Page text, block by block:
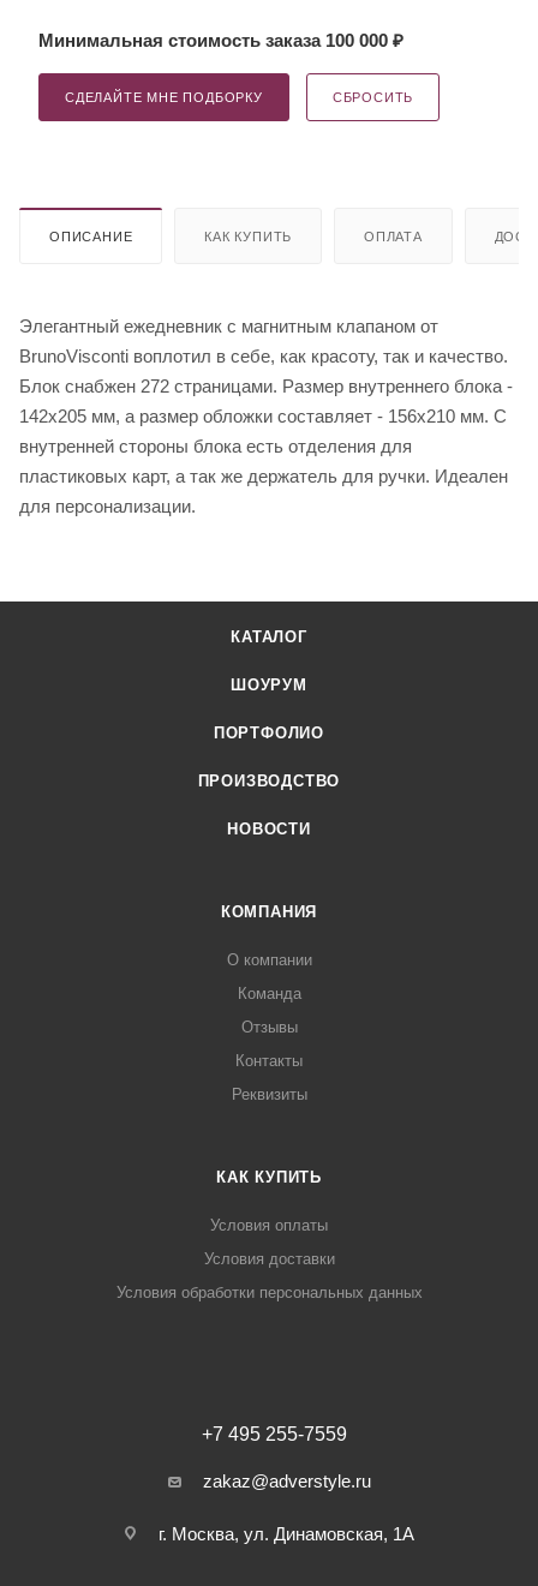
Минимальная стоимость заказа 100 000 ₽
СДЕЛАЙТЕ МНЕ ПОДБОРКУ СБРОСИТЬ
ОПИСАНИЕ КАК КУПИТЬ ОПЛАТА
Элегантный ежедневник с магнитным клапаном от
BrunoVisconti воплотил в себе, как красоту, так и качество.
Блок снабжен 272 страницами. Размер внутреннего блока -
142х205 мм, а размер обложки составляет - 156х210 мм. С
внутренней стороны блока есть отделения для
пластиковых карт, а так же держатель для ручки. Идеален
для персонализации.
КАТАЛОГ
ШОУРУМ
ПОРТФОЛИО
ПРОИЗВОДСТВО
НОВОСТИ
КОМПАНИЯ
О компании
Команда
Отзывы
Контакты
Реквизиты
КАК КУПИТЬ
Условия оплаты
Условия доставки
Условия обработки персональных данных
+7 495 255-7559
zakaz@adverstyle.ru
г. Москва, ул. Динамовская, 1А